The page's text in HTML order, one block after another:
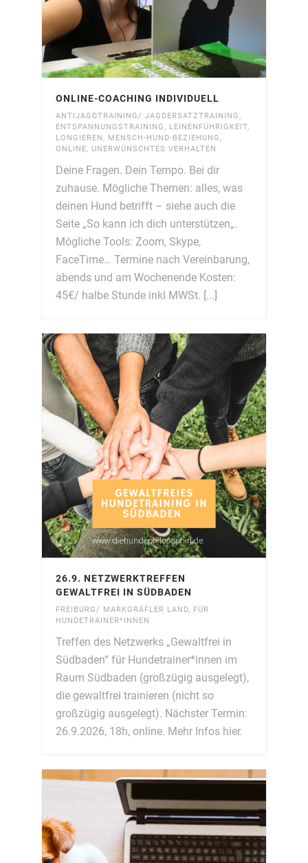
ONLINE-COACHING INDIVIDUELL
ANTIJAGDTRAINING/ JAGDERSATZTRAINING,
ENTSPANNUNGSTRAINING, LEINENFÜHRIGKEIT,
LONGIEREN, MENSCH-HUND-BEZIEHUNG,
ONLINE, UNERWÜNSCHTES VERHALTEN
Deine Fragen. Dein Tempo. Bei dir
zuhause. Mögliche Themen: alles, was
deinen Hund betrifft – siehe auch die
Seite „So kann ich dich unterstützen„.
Mögliche Tools: Zoom, Skype,
FaceTime… Termine nach Vereinbarung,
abends und am Wochenende Kosten:
45€/ halbe Stunde inkl MWSt. [...]
26.9. NETZWERKTREFFEN
GEWALTFREI IN SÜDBADEN
FREIBURG/ MARKGRÄFLER LAND, FÜR
HUNDETRAINER*INNEN
Treffen des Netzwerks „Gewaltfrei in
Südbaden“ für Hundetrainer*innen im
Raum Südbaden (großzügig ausgelegt),
die gewaltfrei trainieren (nicht so
großzügig ausgelegt). Nächster Termin:
26.9.2026, 18h, online. Mehr Infos hier.